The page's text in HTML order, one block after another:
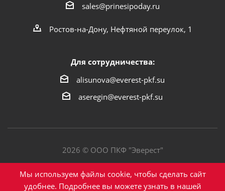
sales@prinesipoday.ru
Ростов-на-Дону, Нефтяной переулок, 1
Для сотрудничества:
alisunova@everest-pkf.su
aseregin@everest-pkf.su
2026 © ООО ПКФ "Эверест"
Политика конфиденциальности
Мы используем файлы cookie, чтобы сделать сайт
удобнее. Подробнее вы можете узнать в нашей